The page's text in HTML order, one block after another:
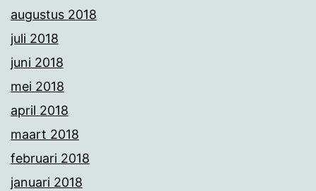
augustus 2018
juli 2018
juni 2018
mei 2018
april 2018
maart 2018
februari 2018
januari 2018